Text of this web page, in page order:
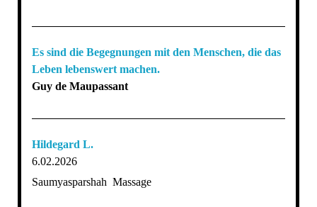
Es sind die Begegnungen mit den Menschen, die das
Leben lebenswert machen.
Guy de Maupassant
Hildegard L.
6.02.2026
Saumyasparshah Massage